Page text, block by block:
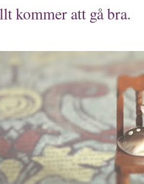
kommer att gå bra.